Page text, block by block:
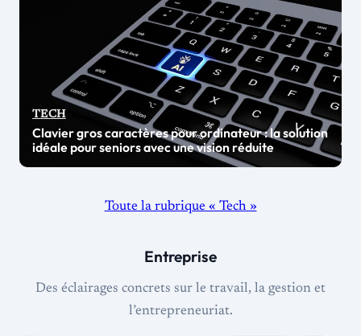
TECH
Clavier gros caractères pour ordinateur : la solution
idéale pour seniors avec une vision réduite
Toute la rubrique « Tech »
Entreprise
Des éclairages concrets sur le travail, la gestion et
l’entrepreneuriat.